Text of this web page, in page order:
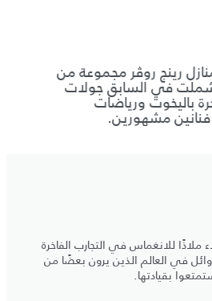
رينج روڤر مجموعة من
شملت في السابق جولات
باليخوت ورياضات
مشهورين.
ملاذًا للانغماس في التجارب الفاخرة
في العالم الذين يرون بعضًا من
بقيادتها.